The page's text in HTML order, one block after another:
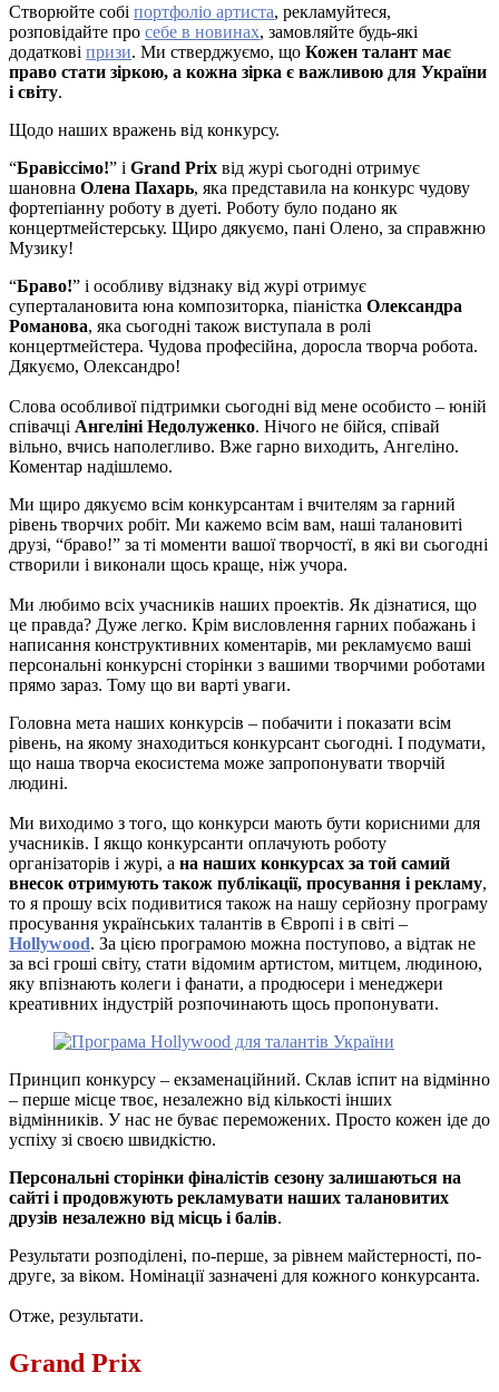
Створюйте собі портфоліо артиста, рекламуйтеся,
розповідайте про себе в новинах, замовляйте будь-які
додаткові призи. Ми стверджуємо, що Кожен талант має
право стати зіркою, а кожна зірка є важливою для України
і світу.
Щодо наших вражень від конкурсу.
“Бравіссімо!” і Grand Prix від журі сьогодні отримує
шановна Олена Пахарь, яка представила на конкурс чудову
фортепіанну роботу в дуеті. Роботу було подано як
концертмейстерську. Щиро дякуємо, пані Олено, за справжню
Музику!
“Браво!” і особливу відзнаку від журі отримує
суперталановита юна композиторка, піаністка Олександра
Романова, яка сьогодні також виступала в ролі
концертмейстера. Чудова професійна, доросла творча робота.
Дякуємо, Олександро!
Слова особливої підтримки сьогодні від мене особисто – юній
співачці Ангеліні Недолуженко. Нічого не бійся, співай
вільно, вчись наполегливо. Вже гарно виходить, Ангеліно.
Коментар надішлемо.
Ми щиро дякуємо всім конкурсантам і вчителям за гарний
рівень творчих робіт. Ми кажемо всім вам, наші талановиті
друзі, “браво!” за ті моменти вашої творчостї, в які ви сьогодні
створили і виконали щось краще, ніж учора.
Ми любимо всіх учасників наших проектів. Як дізнатися, що
це правда? Дуже легко. Крім висловлення гарних побажань і
написання конструктивних коментарів, ми рекламуємо ваші
персональні конкурсні сторінки з вашими творчими роботами
прямо зараз. Тому що ви варті уваги.
Головна мета наших конкурсів – побачити і показати всім
рівень, на якому знаходиться конкурсант сьогодні. І подумати,
що наша творча екосистема може запропонувати творчій
людині.
Ми виходимо з того, що конкурси мають бути корисними для
учасників. І якщо конкурсанти оплачують роботу
організаторів і журі, а на наших конкурсах за той самий
внесок отримують також публікації, просування і рекламу,
то я прошу всіх подивитися також на нашу серйозну програму
просування українських талантів в Європі і в світі –
Hollywood. За цією програмою можна поступово, а відтак не
за всі гроші світу, стати відомим артистом, митцем, людиною,
яку впізнають колеги і фанати, а продюсери і менеджери
креативних індустрій розпочинають щось пропонувати.
Принцип конкурсу – екзаменаційний. Склав іспит на відмінно
– перше місце твоє, незалежно від кількості інших
відмінників. У нас не буває переможених. Просто кожен іде до
успіху зі своєю швидкістю.
Персональні сторінки фіналістів сезону залишаються на
сайті і продовжують рекламувати наших талановитих
друзів незалежно від місць і балів.
Результати розподілені, по-перше, за рівнем майстерності, по-
друге, за віком. Номінації зазначені для кожного конкурсанта.
Отже, результати.
Grand Prix